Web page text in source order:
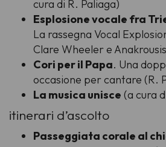
cura di R. Paliaga)
Esplosione vocale fra
La rassegna Vocal
Clare Wheeler e
Cori per il Papa. Una
occasione per cantare (R.
La musica unisce (a cura
itinerari d’ascolto
Passeggiata corale al